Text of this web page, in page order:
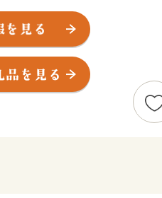
れており、壮麗な那須連山の
豊かな自然と調和したレジャ
充実した観光資源とともに、
ロイヤルリゾート那須を存分
利用券をはじめ、レジャー施